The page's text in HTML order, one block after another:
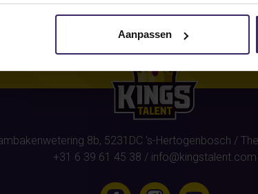
Aanpassen
8b, 5231DC 's-Hertogenbosch /
+31 6 39 61 45 38 / info@kingstalent.com